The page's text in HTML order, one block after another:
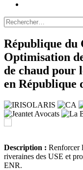
Rechercher :
République du
Optimisation
de chaud pour
en République
Description : Renforcer
riveraines des USE et
ENR.